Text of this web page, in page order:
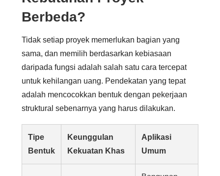
Berbeda?
Tidak setiap proyek memerlukan bagian yang
sama, dan memilih berdasarkan kebiasaan
daripada fungsi adalah salah satu cara tercepat
untuk kehilangan uang. Pendekatan yang tepat
adalah mencocokkan bentuk dengan pekerjaan
struktural sebenarnya yang harus dilakukan.
Tipe
Bentuk
Keunggulan
Kekuatan Khas
Aplikasi
Umum